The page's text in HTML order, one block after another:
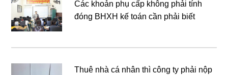
Các khoản phụ cấp không phải tính
đóng BHXH kế toán cần phải biết
Thuê nhà cá nhân thì công ty phải nộp